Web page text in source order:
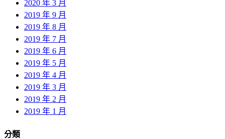
2020 年 3 月
2019 年 9 月
2019 年 8 月
2019 年 7 月
2019 年 6 月
2019 年 5 月
2019 年 4 月
2019 年 3 月
2019 年 2 月
2019 年 1 月
分類